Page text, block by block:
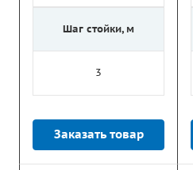
Шаг стойки, м
3
Заказать товар